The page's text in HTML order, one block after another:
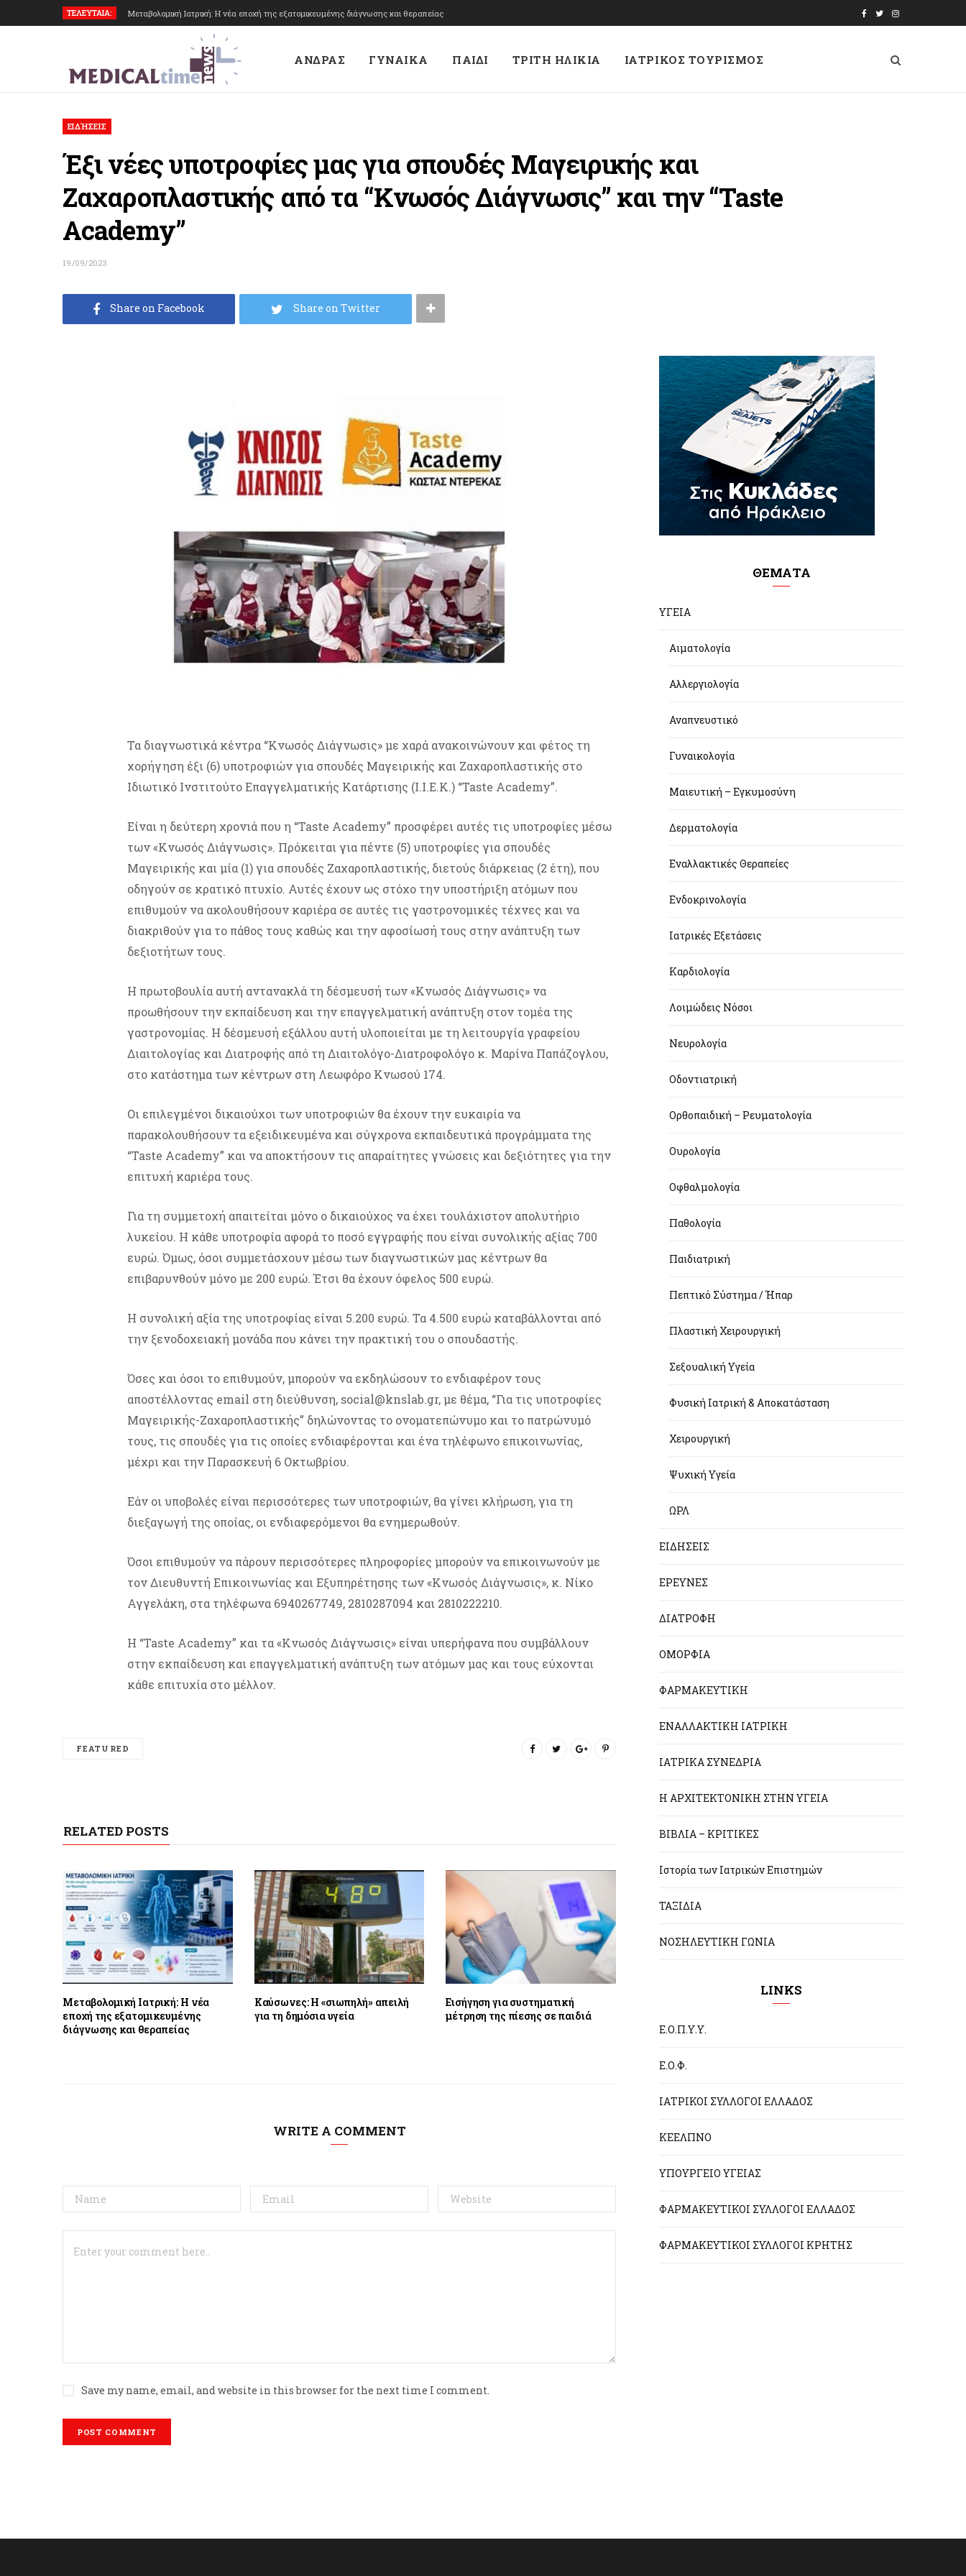
ΤΕΛΕΥΤΑΙΑ: Μεταβολομική Ιατρική: Η νέα εποχή της εξατομικευμένης διάγνωσης και θεραπείας
e
T
t
I
s
t
ΑΝΔΡΑΣ ΓΥΝΑΙΚΑ ΠΑΙΔΙ ΤΡΙΤΗ ΗΛΙΚΙΑ ΙΑΤΡΙΚΟΣ ΤΟΥΡΙΣΜΟΣ
ΕΙΔΉΣΕΙΣ
Έξι νέες υποτροφίες μας για σπουδές Μαγειρικής και
Ζαχαροπλαστικής από τα “Κνωσός Διάγνωσις” και την “Taste
Academy”
19/09/2023
Share on Facebook Share on Twitter
Τα διαγνωστικά κέντρα “Κνωσός Διάγνωσις» με χαρά ανακοινώνουν και φέτος τη
χορήγηση έξι (6) υποτροφιών για σπουδές Μαγειρικής και Ζαχαροπλαστικής στο
Ιδιωτικό Ινστιτούτο Επαγγελματικής Κατάρτισης (Ι.Ι.Ε.Κ.) “Taste Academy”.
Είναι η δεύτερη χρονιά που η “Taste Academy” προσφέρει αυτές τις υποτροφίες μέσω
των «Κνωσός Διάγνωσις». Πρόκειται για πέντε (5) υποτροφίες για σπουδές
Μαγειρικής και μία (1) για σπουδές Ζαχαροπλαστικής, διετούς διάρκειας (2 έτη), που
οδηγούν σε κρατικό πτυχίο. Αυτές έχουν ως στόχο την υποστήριξη ατόμων που
επιθυμούν να ακολουθήσουν καριέρα σε αυτές τις γαστρονομικές τέχνες και να
διακριθούν για το πάθος τους καθώς και την αφοσίωσή τους στην ανάπτυξη των
δεξιοτήτων τους.
Η πρωτοβουλία αυτή αντανακλά τη δέσμευσή των «Κνωσός Διάγνωσις» να
προωθήσουν την εκπαίδευση και την επαγγελματική ανάπτυξη στον τομέα της
γαστρονομίας. Η δέσμευσή εξάλλου αυτή υλοποιείται με τη λειτουργία γραφείου
Διαιτολογίας και Διατροφής από τη Διαιτολόγο-Διατροφολόγο κ. Μαρίνα Παπάζογλου,
στο κατάστημα των κέντρων στη Λεωφόρο Κνωσού 174.
Οι επιλεγμένοι δικαιούχοι των υποτροφιών θα έχουν την ευκαιρία να
παρακολουθήσουν τα εξειδικευμένα και σύγχρονα εκπαιδευτικά προγράμματα της
“Taste Academy” και να αποκτήσουν τις απαραίτητες γνώσεις και δεξιότητες για την
επιτυχή καριέρα τους.
Για τη συμμετοχή απαιτείται μόνο ο δικαιούχος να έχει τουλάχιστον απολυτήριο
λυκείου. Η κάθε υποτροφία αφορά το ποσό εγγραφής που είναι συνολικής αξίας 700
ευρώ. Όμως, όσοι συμμετάσχουν μέσω των διαγνωστικών μας κέντρων θα
επιβαρυνθούν μόνο με 200 ευρώ. Έτσι θα έχουν όφελος 500 ευρώ.
Η συνολική αξία της υποτροφίας είναι 5.200 ευρώ. Τα 4.500 ευρώ καταβάλλονται από
την ξενοδοχειακή μονάδα που κάνει την πρακτική του ο σπουδαστής.
Όσες και όσοι το επιθυμούν, μπορούν να εκδηλώσουν το ενδιαφέρον τους
αποστέλλοντας email στη διεύθυνση, social@knslab.gr, με θέμα, “Για τις υποτροφίες
Μαγειρικής-Ζαχαροπλαστικής” δηλώνοντας το ονοματεπώνυμο και το πατρώνυμό
τους, τις σπουδές για τις οποίες ενδιαφέρονται και ένα τηλέφωνο επικοινωνίας,
μέχρι και την Παρασκευή 6 Οκτωβρίου.
Εάν οι υποβολές είναι περισσότερες των υποτροφιών, θα γίνει κλήρωση, για τη
διεξαγωγή της οποίας, οι ενδιαφερόμενοι θα ενημερωθούν.
Όσοι επιθυμούν να πάρουν περισσότερες πληροφορίες μπορούν να επικοινωνούν με
τον Διευθυντή Επικοινωνίας και Εξυπηρέτησης των «Κνωσός Διάγνωσις», κ. Νίκο
Αγγελάκη, στα τηλέφωνα 6940267749, 2810287094 και 2810222210.
H “Taste Academy” και τα «Κνωσός Διάγνωσις» είναι υπερήφανα που συμβάλλουν
στην εκπαίδευση και επαγγελματική ανάπτυξη των ατόμων μας και τους εύχονται
κάθε επιτυχία στο μέλλον.
FEATURED
RELATED POSTS
Μεταβολομική Ιατρική: Η νέα
εποχή της εξατομικευμένης
διάγνωσης και θεραπείας
Καύσωνες: Η «σιωπηλή» απειλή
για τη δημόσια υγεία
Εισήγηση για συστηματική
μέτρηση της πίεσης σε παιδιά
WRITE A COMMENT
Save my name, email, and website in this browser for the next time I comment.
ΘΕΜΑΤΑ
ΥΓΕΙΑ
Αιματολογία
Αλλεργιολογία
Αναπνευστικό
Γυναικολογία
Μαιευτική – Εγκυμοσύνη
Δερματολογία
Εναλλακτικές Θεραπείες
Ενδοκρινολογία
Ιατρικές Εξετάσεις
Καρδιολογία
Λοιμώδεις Νόσοι
Νευρολογία
Οδοντιατρική
Ορθοπαιδική – Ρευματολογία
Ουρολογία
Οφθαλμολογία
Παθολογία
Παιδιατρική
Πεπτικό Σύστημα / Ήπαρ
Πλαστική Χειρουργική
Σεξουαλική Υγεία
Φυσική Ιατρική & Αποκατάσταση
Χειρουργική
Ψυχική Υγεία
ΩΡΛ
ΕΙΔΗΣΕΙΣ
ΕΡΕΥΝΕΣ
ΔΙΑΤΡΟΦΗ
ΟΜΟΡΦΙΑ
ΦΑΡΜΑΚΕΥΤΙΚΗ
ΕΝΑΛΛΑΚΤΙΚΗ ΙΑΤΡΙΚΗ
ΙΑΤΡΙΚΑ ΣΥΝΕΔΡΙΑ
Η ΑΡΧΙΤΕΚΤΟΝΙΚΗ ΣΤΗΝ ΥΓΕΙΑ
ΒΙΒΛΙΑ – ΚΡΙΤΙΚΕΣ
Ιστορία των Ιατρικών Επιστημών
ΤΑΞΙΔΙΑ
ΝΟΣΗΛΕΥΤΙΚΗ ΓΩΝΙΑ
LINKS
Ε.Ο.Π.Υ.Υ.
Ε.Ο.Φ.
ΙΑΤΡΙΚΟΙ ΣΥΛΛΟΓΟΙ ΕΛΛΑΔΟΣ
ΚΕΕΛΠΝΟ
ΥΠΟΥΡΓΕΙΟ ΥΓΕΙΑΣ
ΦΑΡΜΑΚΕΥΤΙΚΟΙ ΣΥΛΛΟΓΟΙ ΕΛΛΑΔΟΣ
ΦΑΡΜΑΚΕΥΤΙΚΟΙ ΣΥΛΛΟΓΟΙ ΚΡΗΤΗΣ